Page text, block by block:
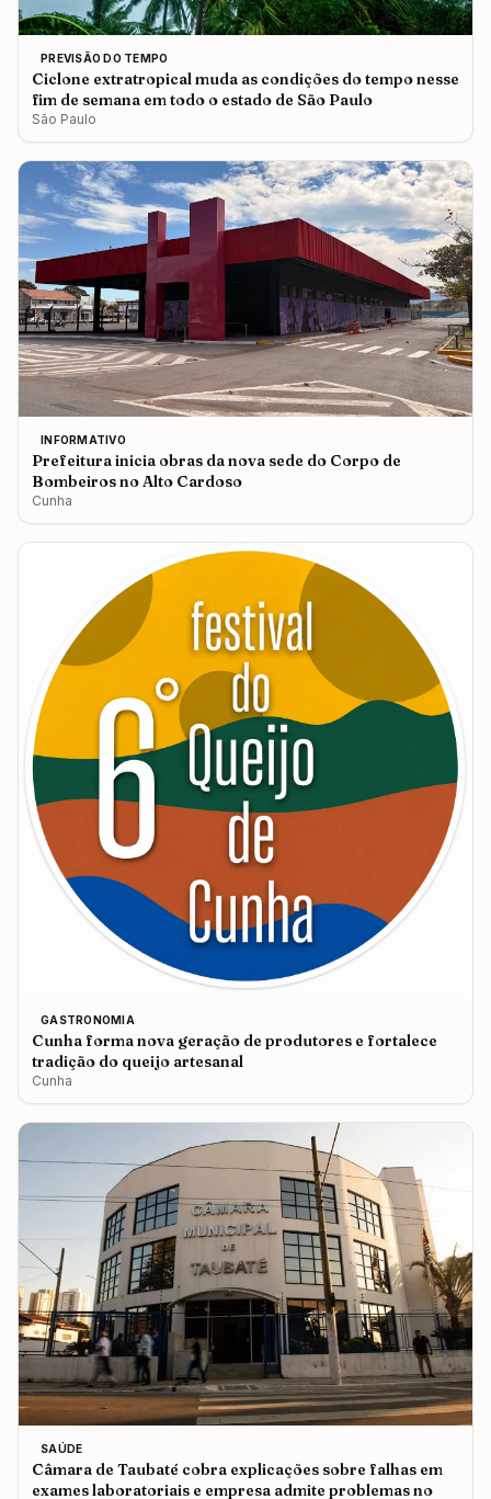
PREVISÃO DO TEMPO
Ciclone extratropical muda as condições do tempo nesse
fim de semana em todo o estado de São Paulo
São Paulo
INFORMATIVO
Prefeitura inicia obras da nova sede do Corpo de
Bombeiros no Alto Cardoso
Cunha
GASTRONOMIA
Cunha forma nova geração de produtores e fortalece
tradição do queijo artesanal
Cunha
SAÚDE
Câmara de Taubaté cobra explicações sobre falhas em
exames laboratoriais e empresa admite problemas no